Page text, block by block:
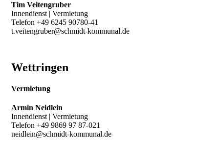
Tim Veitengruber
Innendienst | Vermietung
Telefon +49 6245 90780-41
t.veitengruber@schmidt-kommunal.de
Wettringen
Vermietung
Armin Neidlein
Innendienst | Vermietung
Telefon +49 9869 97 87-021
neidlein@schmidt-kommunal.de